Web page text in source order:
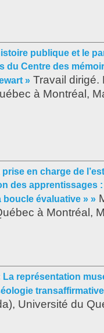
publique et le
du Centre des
» Travail dirigé.
à Montréal,
prise en charge de
des apprentissages
boucle évaluative » »
à Montréal,
La représentation
Université du